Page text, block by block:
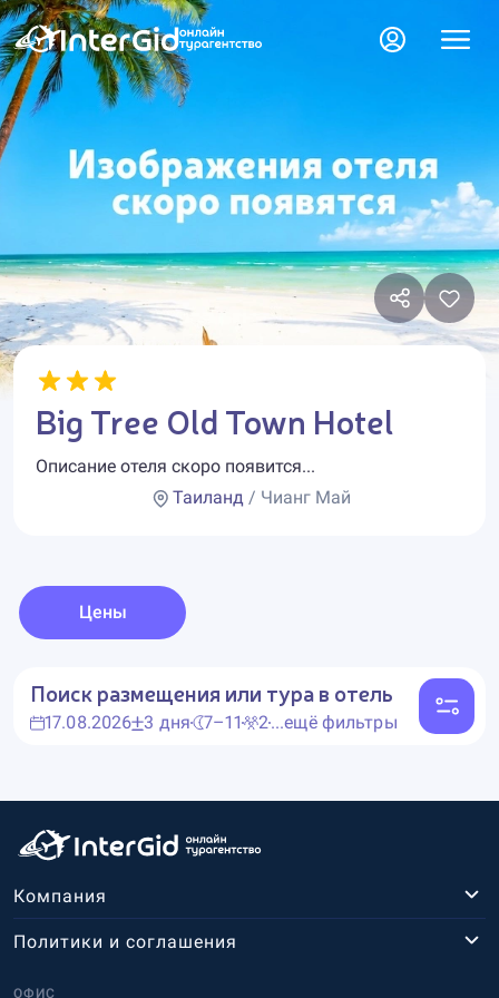
Big Tree Old Town Hotel
Описание отеля скоро появится...
Таиланд/ Чианг Май
Цены
Поиск размещения или тура в отель
17.08.2026 3 дня 7–11 2...ещё фильтры
Компания
ОФИС
Политики и соглашения